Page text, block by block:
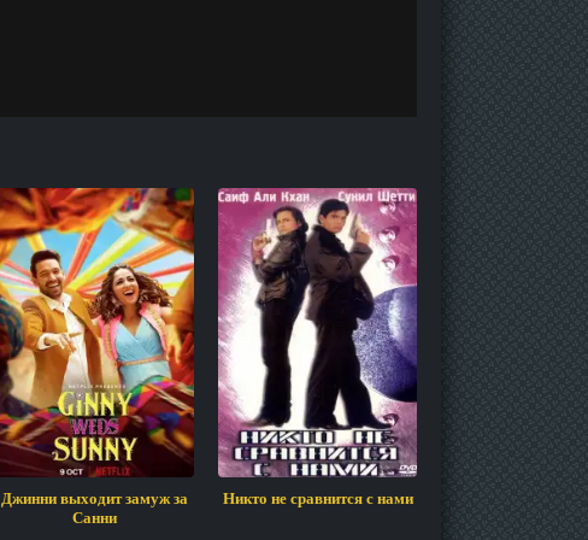
Джинни выходит замуж за
Санни
Никто не сравнится с нами Ом Шанти